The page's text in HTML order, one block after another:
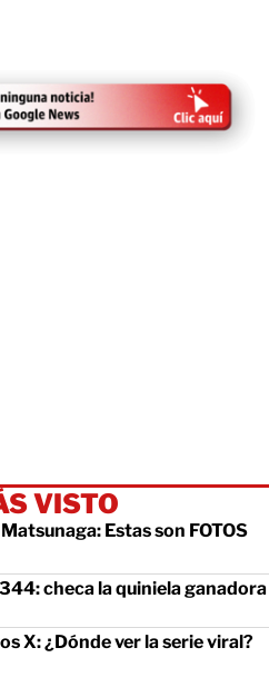
VISTO
Estas son FOTOS
checa la quiniela ganadora
X: ¿Dónde ver la serie viral?